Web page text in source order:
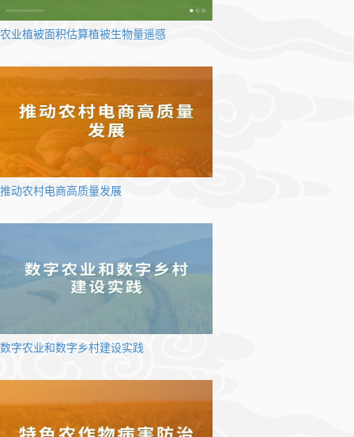
农业植被面积估算植被生物量遥感
推动农村电商高质量发展
数字农业和数字乡村建设实践